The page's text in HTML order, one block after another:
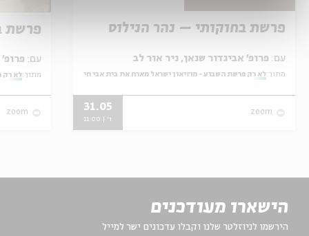
פרשת בחוקותי – נהר הנילוס
עם:
מתוך: לא רק פרשת השבוע - מוזיאון ישראל מארח את בית אבי חי
zoom
31.05
ו' | 11:00
פרשת
עם:
מתוך: לא רק
zoom
הישארו מעודכנים
הירשמו לניוזלטר שלנו וקבלו עדכונים ישר למייל